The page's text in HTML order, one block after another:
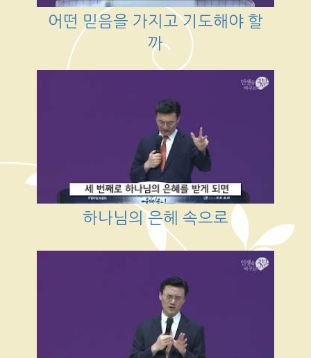
어떤 믿음을 가지고 기도해야 할
까
하나님의 은헤 속으로